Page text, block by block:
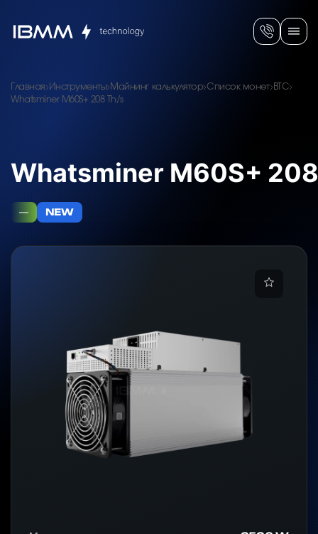
Главная Инструменты Майнинг калькулятор Список монет BTC
Whatsminer M60S+ 208 Th/s
Whatsminer M60S+
— NEW